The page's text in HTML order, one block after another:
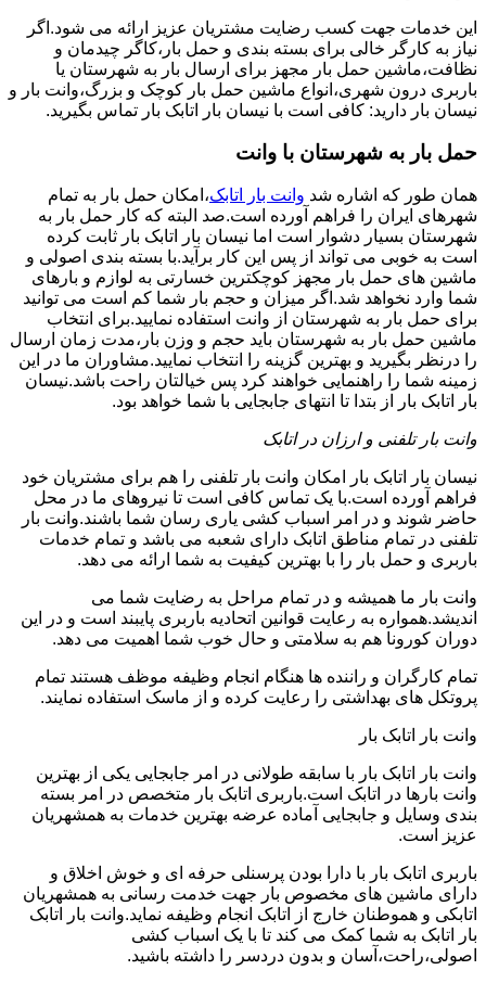
این خدمات جهت کسب رضایت مشتریان عزیز ارائه می شود.اگر
نیاز به کارگر خالی برای بسته بندی و حمل بار،کاگر چیدمان و
نظافت،ماشین حمل بار مجهز برای ارسال بار به شهرستان یا
باربری درون شهری،انواع ماشین حمل بار کوچک و بزرگ،وانت بار و
نیسان بار دارید: کافی است با نیسان بار اتابک بار تماس بگیرید.
حمل بار به شهرستان با وانت
همان طور که اشاره شد وانت بار اتابک،امکان حمل بار به تمام
شهرهای ایران را فراهم آورده است.صد البته که کار حمل بار به
شهرستان بسیار دشوار است اما نیسان بار اتابک بار ثابت کرده
است به خوبی می تواند از پس این کار برآید.با بسته بندی اصولی و
ماشین های حمل بار مجهز کوچکترین خسارتی به لوازم و بارهای
شما وارد نخواهد شد.اگر میزان و حجم بار شما کم است می توانید
برای حمل بار به شهرستان از وانت استفاده نمایید.برای انتخاب
ماشین حمل بار به شهرستان باید حجم و وزن بار،مدت زمان ارسال
را درنظر بگیرید و بهترین گزینه را انتخاب نمایید.مشاوران ما در این
زمینه شما را راهنمایی خواهند کرد پس خیالتان راحت باشد.نیسان
بار اتابک بار از بتدا تا انتهای جابجایی با شما خواهد بود.
وانت بار تلفنی و ارزان در اتابک
نیسان بار اتابک بار امکان وانت بار تلفنی را هم برای مشتریان خود
فراهم آورده است.با یک تماس کافی است تا نیروهای ما در محل
حاضر شوند و در امر اسباب کشی یاری رسان شما باشند.وانت بار
تلفنی در تمام مناطق اتابک دارای شعبه می باشد و تمام خدمات
باربری و حمل بار را با بهترین کیفیت به شما ارائه می دهد.
وانت بار ما همیشه و در تمام مراحل به رضایت شما می
اندیشد.همواره به رعایت قوانین اتحادیه باربری پایبند است و در این
دوران کورونا هم به سلامتی و حال خوب شما اهمیت می دهد.
تمام کارگران و راننده ها هنگام انجام وظیفه موظف هستند تمام
پروتکل های بهداشتی را رعایت کرده و از ماسک استفاده نمایند.
وانت بار اتابک بار
وانت بار اتابک بار با سابقه طولانی در امر جابجایی یکی از بهترین
وانت بارها در اتابک است.باربری اتابک بار متخصص در امر بسته
بندی وسایل و جابجایی آماده عرضه بهترین خدمات به همشهریان
عزیز است.
باربری اتابک بار با دارا بودن پرسنلی حرفه ای و خوش اخلاق و
دارای ماشین های مخصوص بار جهت خدمت رسانی به همشهریان
اتابکی و هموطنان خارج از اتابک انجام وظیفه نماید.وانت بار اتابک
بار اتابک به شما کمک می کند تا با یک اسباب کشی
اصولی،راحت،آسان و بدون دردسر را داشته باشید.